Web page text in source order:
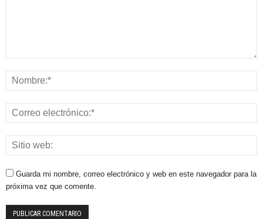
Guarda mi nombre, correo electrónico y web en este navegador para la
próxima vez que comente.